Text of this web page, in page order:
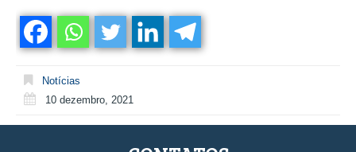
Notícias
10 dezembro, 2021